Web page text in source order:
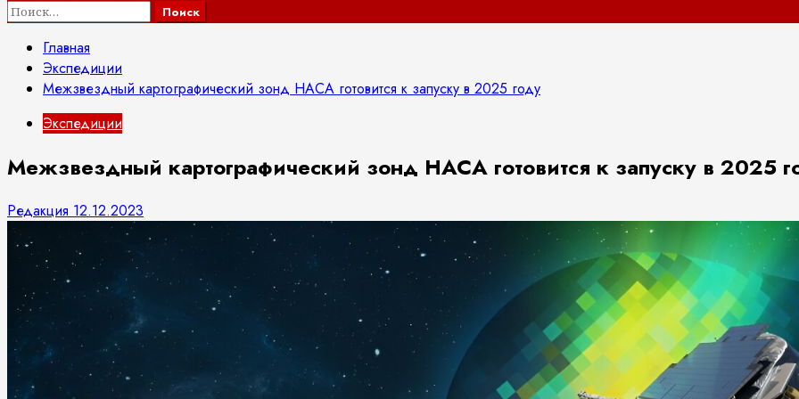
Найти:
Главная
Экспедиции
Межзвездный картографический зонд НАСА готовится к запуску в 2025 году
Экспедиции
Межзвездный картографический зонд НАСА готовится к запуску в 2025
Редакция 12.12.2023